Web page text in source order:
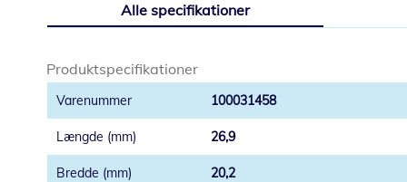
af
Alle specifikationer
Produktspecifikationer
100031458
26,9
20,2